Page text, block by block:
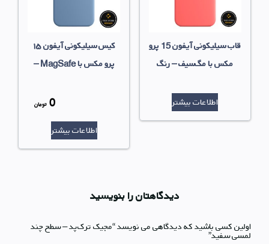
قاب سیلیکونی آیفون 15 پرو
مکس با مگ‌سیف – رنگ
اطلاعات بیشتر
کیس سیلیکونی آیفون ۱۵
پرو مکس با MagSafe –
قیمت
0 تومان
0 تومان
اطلاعات بیشتر
دیدگاهتان را بنویسید
اولین کسی باشید که دیدگاهی می نویسد “مجیک ترک‌پد – سطح چند
لمسی سفید”